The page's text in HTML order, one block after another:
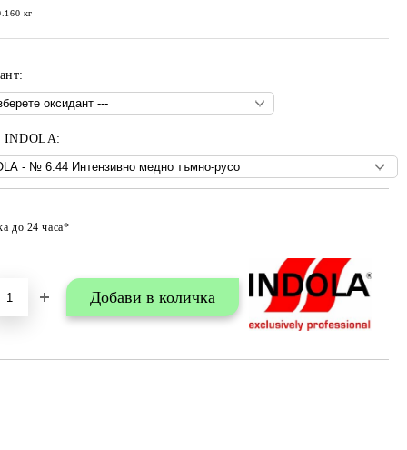
кг
INDOLA:
до 24 часа*